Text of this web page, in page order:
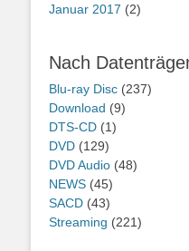
Januar 2017 (2)
Nach
Blu-ray Disc (237)
Download (9)
DTS-CD (1)
DVD (129)
DVD Audio (48)
NEWS (45)
SACD (43)
Streaming (221)